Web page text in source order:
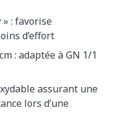
» : favorise
d’effort
: adaptée à GN 1/1
assurant une
lors d’une